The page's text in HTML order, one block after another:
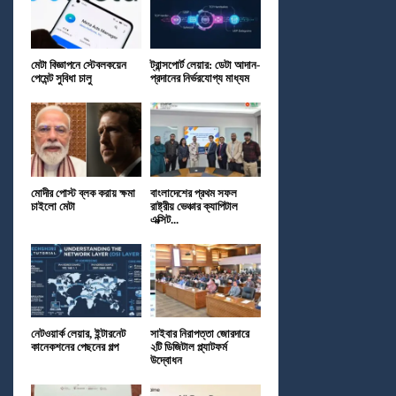
মেটা বিজ্ঞাপনে স্টেবলকয়েন
পেমেন্ট সুবিধা চালু
ট্রান্সপোর্ট লেয়ার: ডেটা আদান-
প্রদানের নির্ভরযোগ্য মাধ্যম
মোদীর পোস্ট ব্লক করায় ক্ষমা
চাইলো মেটা
বাংলাদেশের প্রথম সফল
রাষ্ট্রীয় ভেঞ্চার ক্যাপিটাল
এক্সিট...
নেটওয়ার্ক লেয়ার, ইন্টারনেট
কানেকশনের পেছনের গল্প
সাইবার নিরাপত্তা জোরদারে
২টি ডিজিটাল প্ল্যাটফর্ম
উদ্বোধন